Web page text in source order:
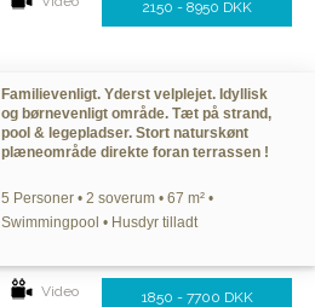
2150 - 8950 DKK
Familievenligt. Yderst velplejet. Idyllisk
og børnevenligt område. Tæt på strand,
pool & legepladser. Stort naturskønt
plæneområde direkte foran terrassen !
5 Personer • 2 soverum • 67 m² •
Swimmingpool • Husdyr tilladt
Video 1850 - 7700 DKK